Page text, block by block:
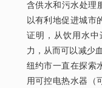
含供水和污水处理
以有利地促进城市
证明，从饮用水
力，从而可以减少
纽约市一直在探索
用可控电热水器（